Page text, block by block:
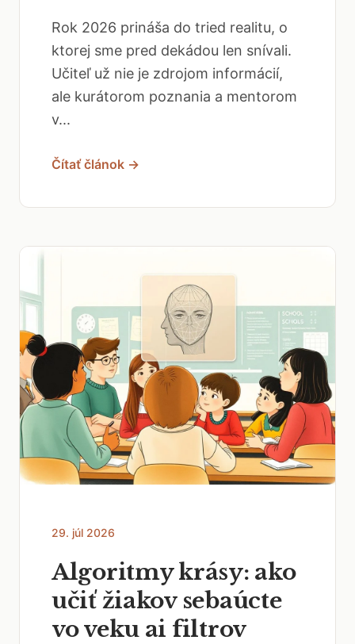
Rok 2026 prináša do tried realitu, o
ktorej sme pred dekádou len snívali.
Učiteľ už nie je zdrojom informácií,
ale kurátorom poznania a mentorom
v...
Čítať článok →
29. júl 2026
Algoritmy krásy: ako
učiť žiakov sebaúcte
vo veku ai filtrov